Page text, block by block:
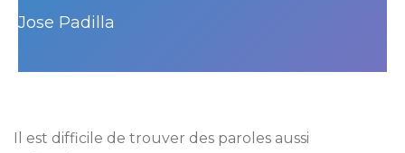
Jose Padilla
Il est difficile de trouver des paroles aussi